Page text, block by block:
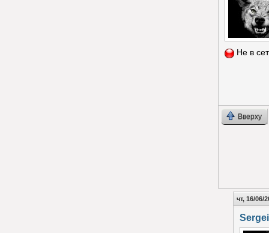
Не в
Вверху
чт, 16/06/
Sergei